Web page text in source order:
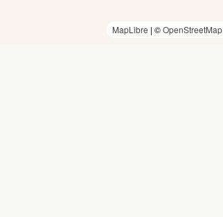
MapLibre | ©OpenStreetMap